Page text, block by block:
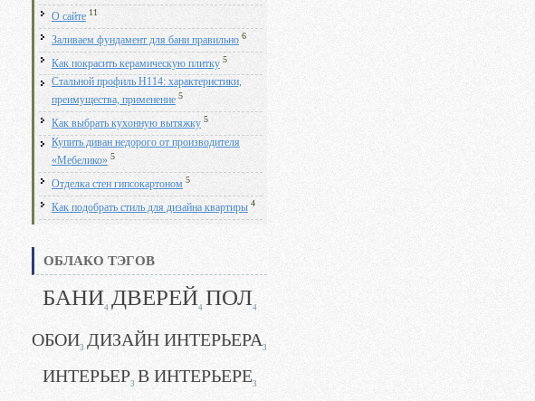
О сайте 11
Заливаем фундамент для бани правильно 6
Как покрасить керамическую плитку 5
Стальной профиль Н114: характеристики,
преимущества, применение 5
Как выбрать кухонную вытяжку 5
Купить диван недорого от производителя
«Мебелико» 5
Отделка стен гипсокартоном 5
Как подобрать стиль для дизайна квартиры 4
ОБЛАКО ТЭГОВ
БАНИ4 ДВЕРЕЙ4 ПОЛ4
ОБОИ3 ДИЗАЙН ИНТЕРЬЕРА3
ИНТЕРЬЕР3 В ИНТЕРЬЕРЕ3